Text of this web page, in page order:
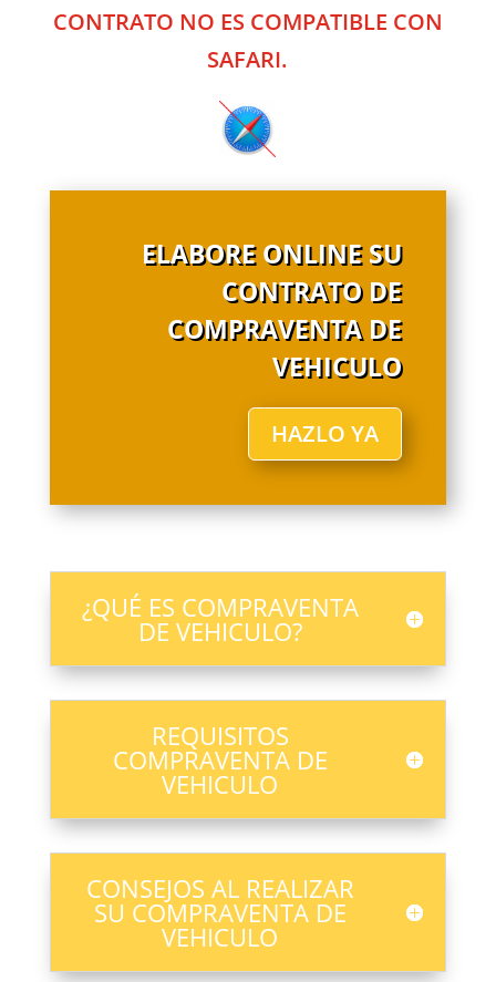
CONTRATO NO ES COMPATIBLE CON
SAFARI.
ELABORE ONLINE SU
CONTRATO DE
COMPRAVENTA DE
VEHICULO
HAZLO YA
¿QUÉ ES COMPRAVENTA
DE VEHICULO?
REQUISITOS
COMPRAVENTA DE
VEHICULO
CONSEJOS AL REALIZAR
SU COMPRAVENTA DE
VEHICULO